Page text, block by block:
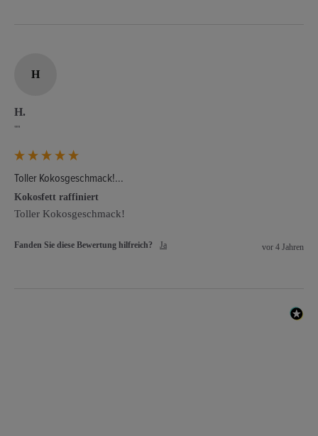
H
H.
""
Toller Kokosgeschmack!...
Kokosfett raffiniert
Toller Kokosgeschmack!
Fanden Sie diese Bewertung hilfreich? Ja vor 4 Jahren